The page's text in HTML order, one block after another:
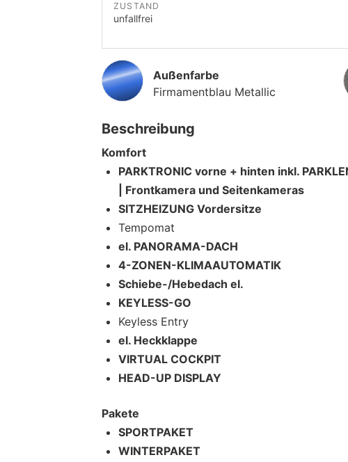
ZUSTAND
unfallfrei
Außenfarbe
Firmamentblau Metallic
Beschreibung
Komfort
PARKTRONIC vorne + hinten inkl.
| Frontkamera und Seitenkameras
SITZHEIZUNG Vordersitze
Tempomat
el. PANORAMA-DACH
4-ZONEN-KLIMAAUTOMATIK
Schiebe-/Hebedach el.
KEYLESS-GO
Keyless Entry
el. Heckklappe
VIRTUAL COCKPIT
HEAD-UP DISPLAY
Pakete
SPORTPAKET
WINTERPAKET